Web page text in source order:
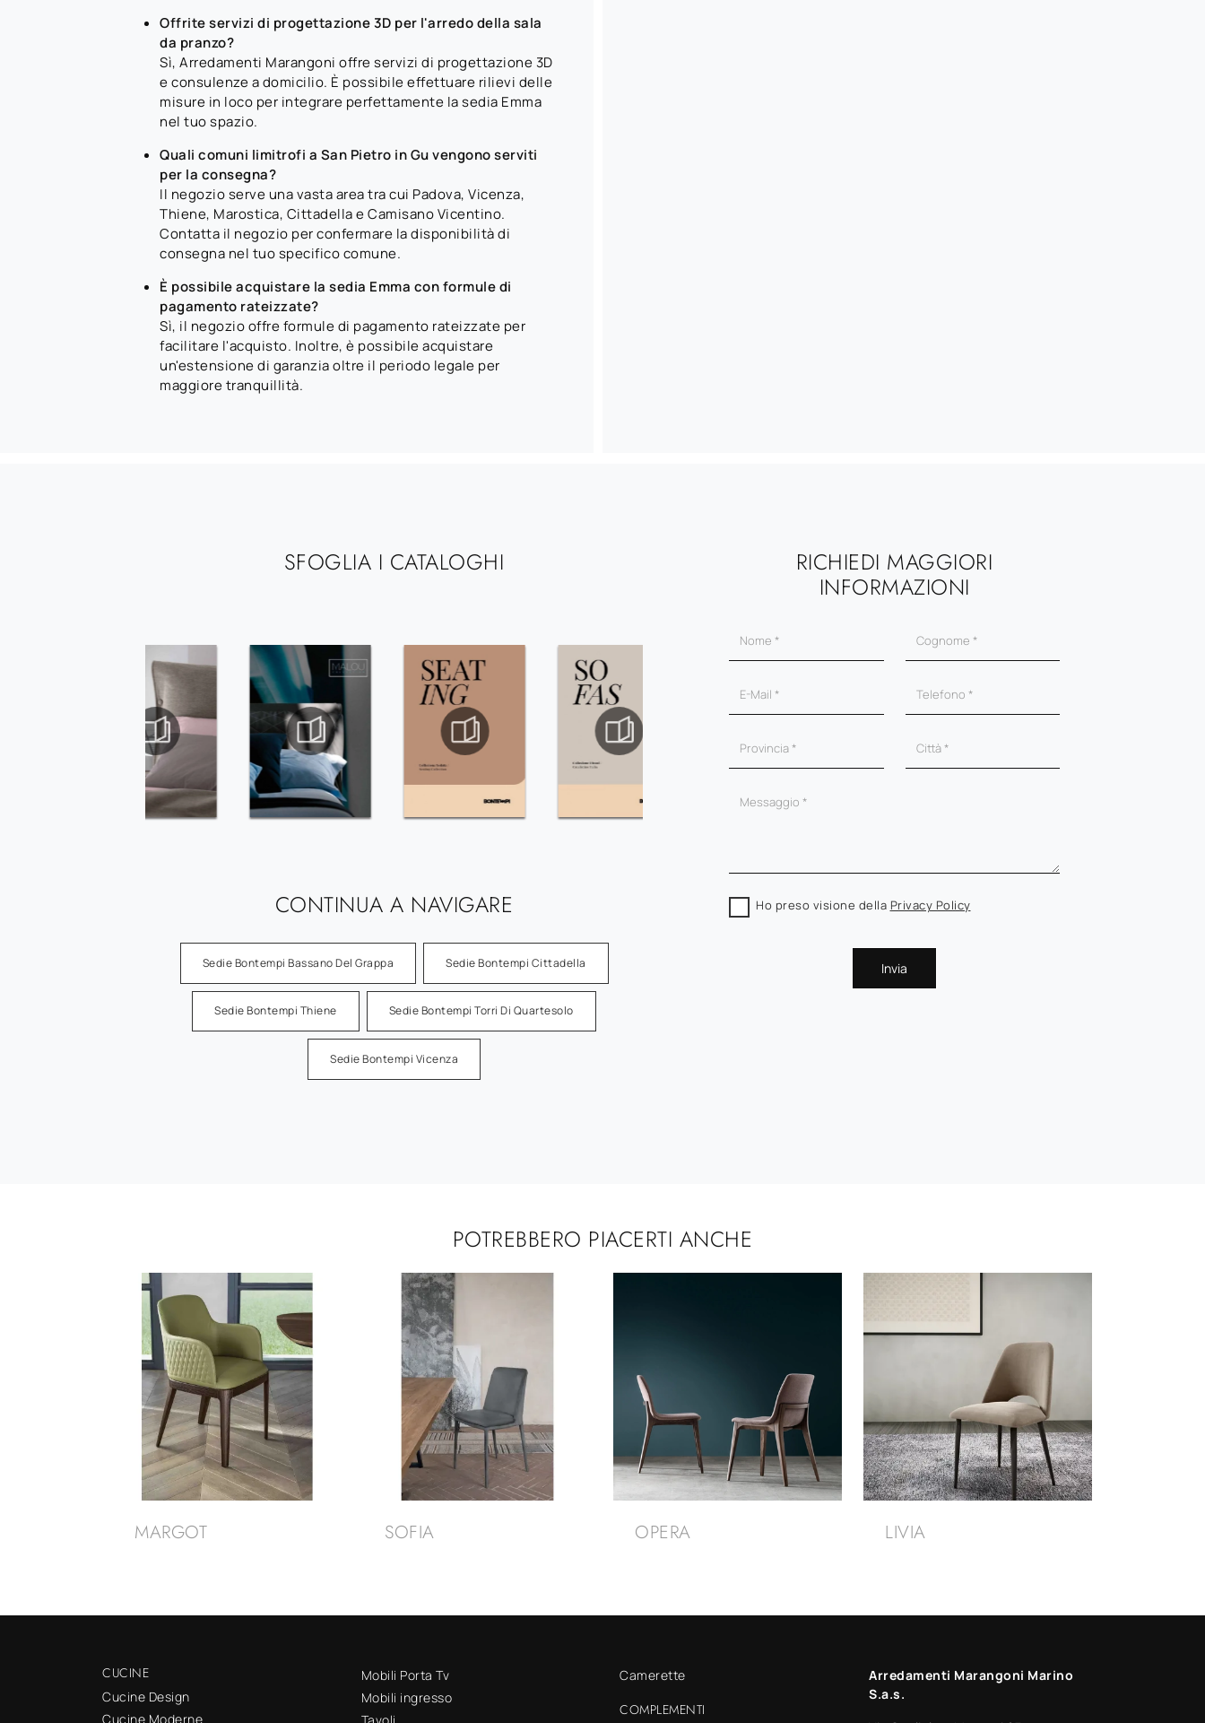
Offrite servizi di progettazione 3D per l'arredo della sala
da pranzo?
Sì, Arredamenti Marangoni offre servizi di progettazione 3D
e consulenze a domicilio. È possibile effettuare rilievi delle
misure in loco per integrare perfettamente la sedia Emma
nel tuo spazio.
Quali comuni limitrofi a San Pietro in Gu vengono serviti
per la consegna?
Il negozio serve una vasta area tra cui Padova, Vicenza,
Thiene, Marostica, Cittadella e Camisano Vicentino.
Contatta il negozio per confermare la disponibilità di
consegna nel tuo specifico comune.
È possibile acquistare la sedia Emma con formule di
pagamento rateizzate?
Sì, il negozio offre formule di pagamento rateizzate per
facilitare l'acquisto. Inoltre, è possibile acquistare
un'estensione di garanzia oltre il periodo legale per
maggiore tranquillità.
SFOGLIA I CATALOGHI
CONTINUA A NAVIGARE
Sedie Bontempi Bassano Del Grappa Sedie Bontempi Cittadella
Sedie Bontempi Thiene Sedie Bontempi Torri Di Quartesolo
Sedie Bontempi Vicenza
RICHIEDI MAGGIORI
INFORMAZIONI
Ho preso visione della Privacy Policy
Invia
POTREBBERO PIACERTI ANCHE
MARGOT SOFIA OPERA LIVIA
CUCINE
Cucine Design
Cucine Moderne
Mobili Porta Tv
Mobili ingresso
Camerette
COMPLEMENTI
Arredamenti Marangoni Marino
S.a.s.